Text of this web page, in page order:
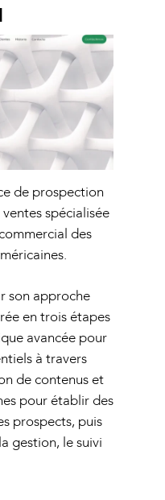
de prospection
spécialisée
des
son approche
en trois étapes
avancée pour
à travers
de contenus et
pour établir des
prospects, puis
gestion, le suivi